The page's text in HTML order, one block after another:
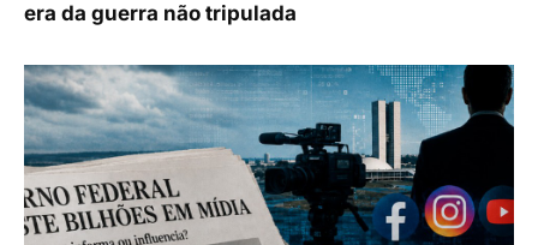
era da guerra não tripulada